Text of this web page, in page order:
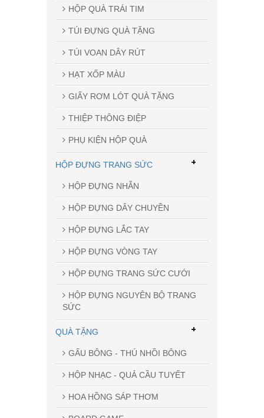
muốn design rùi dán chúng lên móng
Lưu ý : chỉ chấm
đỗ thui nhé ko thì sẽ tèm lem đấy, mất mỹ
quan lém cơ . Và chị em cắt lát e ý mỏng
wa thô đâu .
Bước 4 : cuối cùng phủ thêm 1 lớp sơn
bóng nữa cho chắc zà mau khô.
HỘP QUÀ TRÁI TIM
TÚI ĐỰNG QUÀ TẶNG
TÚI VOAN DÂY RÚT
HẠT XỐP MÀU
GIẤY RƠM LÓT QUÀ TẶNG
THIỆP THÔNG ĐIỆP
PHỤ KIỆN HỘP QUÀ
HỘP ĐỰNG TRANG SỨC
HỘP ĐỰNG NHẪN
HỘP ĐỰNG DÂY CHUYỀN
HỘP ĐỰNG LẮC TAY
HỘP ĐỰNG VÒNG TAY
HỘP ĐỰNG TRANG SỨC CƯỚI
HỘP ĐỰNG NGUYÊN BỘ TRANG
SỨC
+
QUÀ TẶNG
GẤU BÔNG - THÚ NHỒI BÔNG
HỘP NHẠC - QUẢ CẦU TUYẾT
HOA HỒNG SÁP THƠM
+